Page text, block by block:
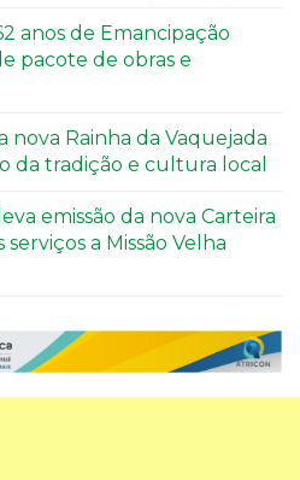
anos de Emancipação
pacote de obras e
nova Rainha da Vaquejada
da tradição e cultura local
emissão da nova Carteira
a Missão Velha